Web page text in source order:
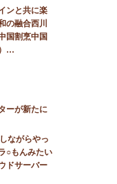
ンと共に楽
の融合西川
国割烹中国
…
ーが新たに
ながらやっ
○もんみたい
ドサーバー